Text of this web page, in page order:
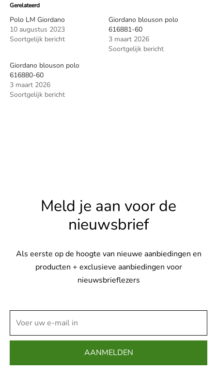
Gerelateerd
Polo LM Giordano
10 augustus 2023
Soortgelijk bericht
Giordano blouson polo
616881-60
3 maart 2026
Soortgelijk bericht
Giordano blouson polo
616880-60
3 maart 2026
Soortgelijk bericht
Meld je aan voor de
nieuwsbrief
Als eerste op de hoogte van nieuwe aanbiedingen en
producten + exclusieve aanbiedingen voor
nieuwsbrieflezers